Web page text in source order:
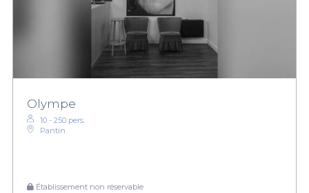
Olympe
10 - 250 pers.
Pantin
Établissement non réservable